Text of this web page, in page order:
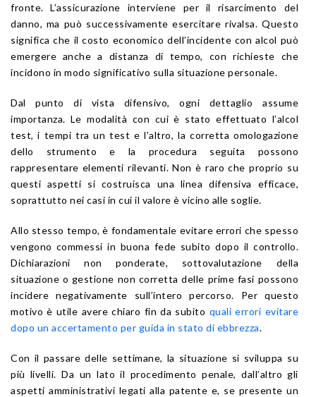
fronte. L’assicurazione interviene per il risarcimento del
danno, ma può successivamente esercitare rivalsa. Questo
significa che il costo economico dell’incidente con alcol può
emergere anche a distanza di tempo, con richieste che
incidono in modo significativo sulla situazione personale.
Dal punto di vista difensivo, ogni dettaglio assume
importanza. Le modalità con cui è stato effettuato l’alcol
test, i tempi tra un test e l’altro, la corretta omologazione
dello strumento e la procedura seguita possono
rappresentare elementi rilevanti. Non è raro che proprio su
questi aspetti si costruisca una linea difensiva efficace,
soprattutto nei casi in cui il valore è vicino alle soglie.
Allo stesso tempo, è fondamentale evitare errori che spesso
vengono commessi in buona fede subito dopo il controllo.
Dichiarazioni non ponderate, sottovalutazione della
situazione o gestione non corretta delle prime fasi possono
incidere negativamente sull’intero percorso. Per questo
motivo è utile avere chiaro fin da subito quali errori evitare
dopo un accertamento per guida in stato di ebbrezza.
Con il passare delle settimane, la situazione si sviluppa su
più livelli. Da un lato il procedimento penale, dall’altro gli
aspetti amministrativi legati alla patente e, se presente un